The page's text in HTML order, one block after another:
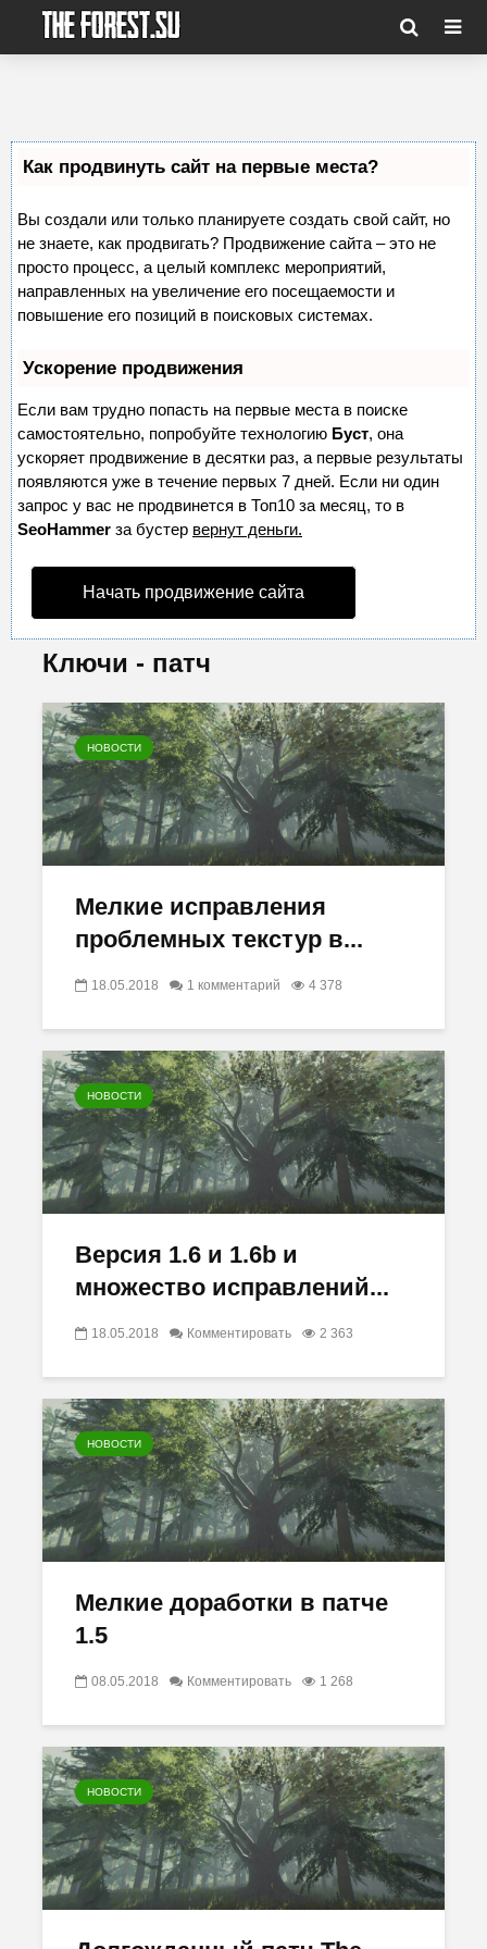
Как продвинуть сайт на первые места?
Вы создали или только планируете создать свой сайт, но
не знаете, как продвигать? Продвижение сайта – это не
просто процесс, а целый комплекс мероприятий,
направленных на увеличение его посещаемости и
повышение его позиций в поисковых системах.
Ускорение продвижения
Если вам трудно попасть на первые места в поиске
самостоятельно, попробуйте технологию Буст, она
ускоряет продвижение в десятки раз, а первые результаты
появляются уже в течение первых 7 дней. Если ни один
запрос у вас не продвинется в Топ10 за месяц, то в
SeoHammer за бустер вернут деньги.
Начать продвижение сайта
Ключи - патч
НОВОСТИ
Мелкие исправления
проблемных текстур в...
18.05.2018 1 комментарий 4 378
НОВОСТИ
Версия 1.6 и 1.6b и
множество исправлений...
18.05.2018 Комментировать 2 363
НОВОСТИ
Мелкие доработки в патче
1.5
08.05.2018 Комментировать 1 268
НОВОСТИ